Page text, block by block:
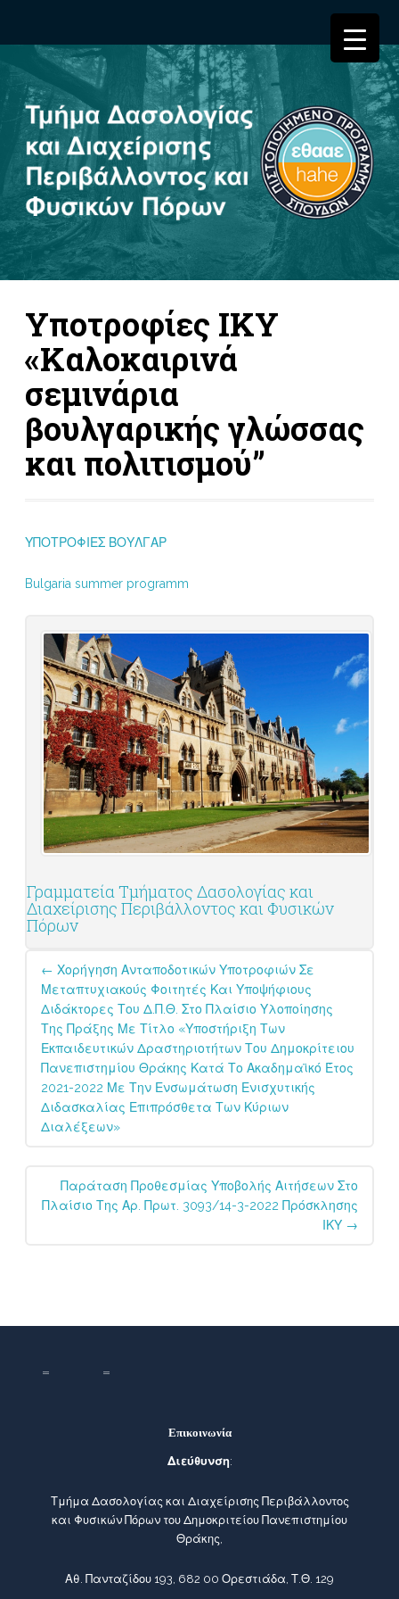
Υποτροφίες ΙΚΥ
«Καλοκαιρινά
σεμινάρια
βουλγαρικής γλώσσας
και πολιτισμού”
ΥΠΟΤΡΟΦΙΕΣ ΒΟΥΛΓΑΡ
Bulgaria summer programm
Γραμματεία Τμήματος Δασολογίας και
Διαχείρισης Περιβάλλοντος και Φυσικών
Πόρων
Post
navigation
← Χορήγηση Ανταποδοτικών Υποτροφιών Σε
Μεταπτυχιακούς Φοιτητές Και Υποψήφιους
Διδάκτορες Του Δ.Π.Θ. Στο Πλαίσιο Υλοποίησης
Της Πράξης Με Τίτλο «Υποστήριξη Των
Εκπαιδευτικών Δραστηριοτήτων Του Δημοκρίτειου
Πανεπιστημίου Θράκης Κατά Το Ακαδημαϊκό Έτος
2021-2022 Με Την Ενσωμάτωση Ενισχυτικής
Διδασκαλίας Επιπρόσθετα Των Κύριων
Διαλέξεων»
Παράταση Προθεσμίας Υποβολής Αιτήσεων Στο
Πλαίσιο Της Αρ. Πρωτ. 3093/14-3-2022 Πρόσκλησης
ΙΚΥ →
Επικοινωνία
Διεύθυνση:
Τμήμα Δασολογίας και Διαχείρισης Περιβάλλοντος
και Φυσικών Πόρων του Δημοκριτείου Πανεπιστημίου
Θράκης,
Αθ. Πανταζίδου 193, 682 00 Ορεστιάδα, Τ.Θ. 129